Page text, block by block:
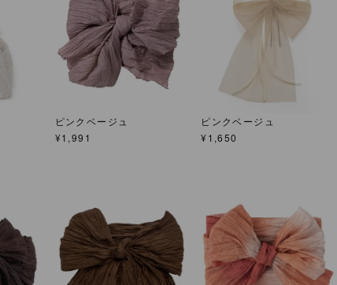
ピンクベージュ
¥1,991
ピンクベージュ
¥1,650